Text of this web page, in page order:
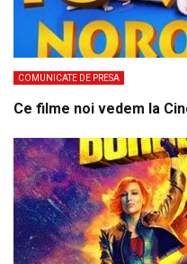
COMUNICATE DE PRESA
Ce filme noi vedem la